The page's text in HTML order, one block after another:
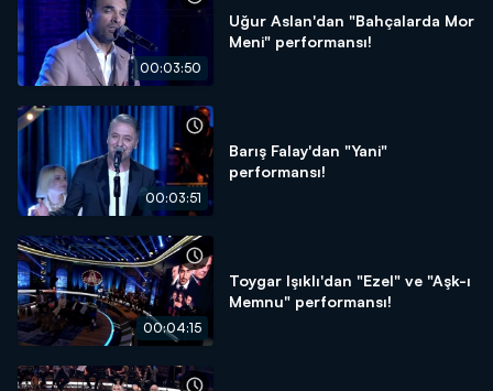
00:03:50
Uğur Aslan'dan "Bahçalarda Mor
Meni" performansı!
00:03:51
Barış Falay'dan "Yani"
performansı!
00:04:15
Toygar Işıklı'dan "Ezel" ve "Aşk-ı
Memnu" performansı!